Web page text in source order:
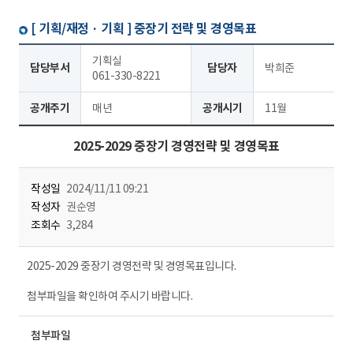
[ 기획/재정 · 기획 ] 중장기 전략 및 경영목표
담당부서
기획실
061-330-8221
담당자 박희준
공개주기 매년 공개시기 11월
2025-2029 중장기 경영전략 및 경영목표
작성일 2024/11/11 09:21
작성자 권순영
조회수 3,284
2025-2029 중장기 경영전략 및 경영목표입니다.
첨부파일을 확인하여 주시기 바랍니다.
첨부파일